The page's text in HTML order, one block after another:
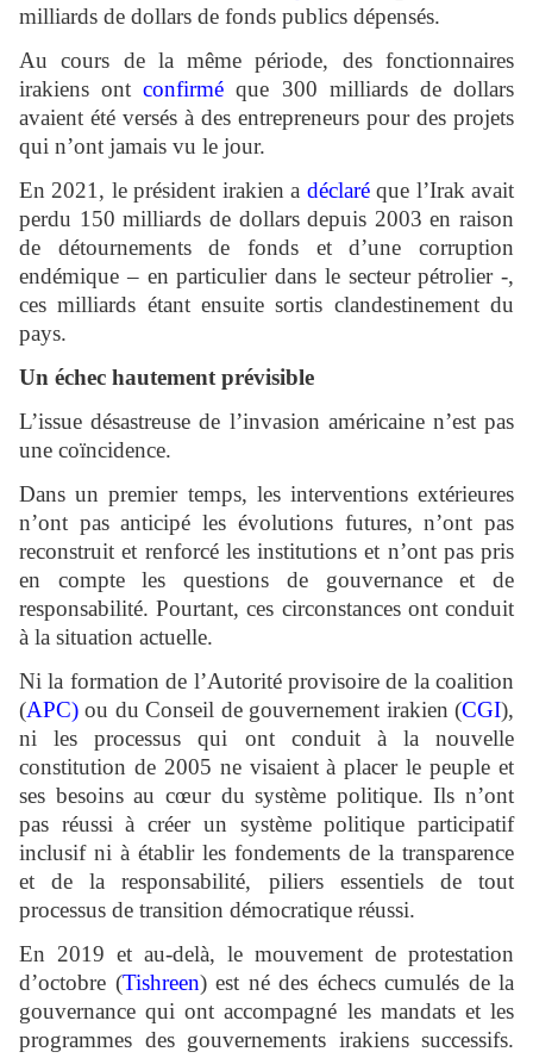
milliards de dollars de fonds publics dépensés.
Au cours de la même période, des fonctionnaires
irakiens ontconfirmé que 300 milliards de dollars
avaient été versés à des entrepreneurs pour des projets
qui n’ont jamais vu le jour.
En 2021, le président irakien a déclaréque l’Irak avait
perdu 150 milliards de dollars depuis 2003 en raison
de détournements de fonds et d’une corruption
endémique – en particulier dans le secteur pétrolier -,
ces milliards étant ensuite sortis clandestinement du
pays.
Un échec hautement prévisible
L’issue désastreuse de l’invasion américaine n’est pas
une coïncidence.
Dans un premier temps, les interventions extérieures
n’ont pas anticipé les évolutions futures, n’ont pas
reconstruit et renforcé les institutions et n’ont pas pris
en compte les questions de gouvernance et de
responsabilité. Pourtant, ces circonstances ont conduit
à la situation actuelle.
Ni la formation de l’Autorité provisoire de la coalition
(APC) ou du Conseil de gouvernement irakien (CGI),
ni les processus qui ont conduit à la nouvelle
constitution de 2005 ne visaient à placer le peuple et
ses besoins au cœur du système politique. Ils n’ont
pas réussi à créer un système politique participatif
inclusif ni à établir les fondements de la transparence
et de la responsabilité, piliers essentiels de tout
processus de transition démocratique réussi.
En 2019 et au-delà, le mouvement de protestation
d’octobre (Tishreen) est né des échecs cumulés de la
gouvernance qui ont accompagné les mandats et les
programmes des gouvernements irakiens successifs.